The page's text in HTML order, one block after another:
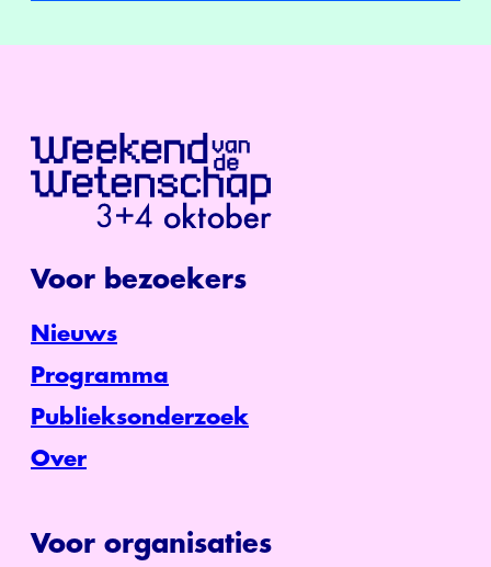
Voor bezoekers
Nieuws
Programma
Publieksonderzoek
Over
Voor organisaties